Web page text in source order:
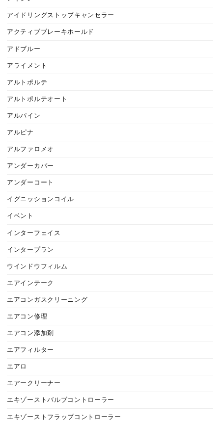
アイドリングストップキャンセラー
アクティブブレーキホールド
アドブルー
アライメント
アルトポルテ
アルトポルテオート
アルパイン
アルピナ
アルファロメオ
アンダーカバー
アンダーコート
イグニッションコイル
イベント
インターフェイス
インタープラン
ウインドウフィルム
エアインテーク
エアコンガスクリーニング
エアコン修理
エアコン添加剤
エアフィルター
エアロ
エアークリーナー
エキゾーストバルブコントローラー
エキゾーストフラップコントローラー